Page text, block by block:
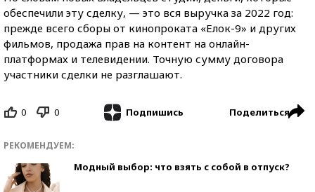
обеспечили эту сделку, — это вся выручка за 2022 год:
прежде всего сборы от кинопроката «Елок-9» и других
фильмов, продажа прав на контент на онлайн-
платформах и телевидении. Точную сумму договора
участники сделки не разглашают.
0 0 Подпишись Поделиться
РЕКОМЕНДУЕМ:
Модный выбор: что взять с собой в отпуск?